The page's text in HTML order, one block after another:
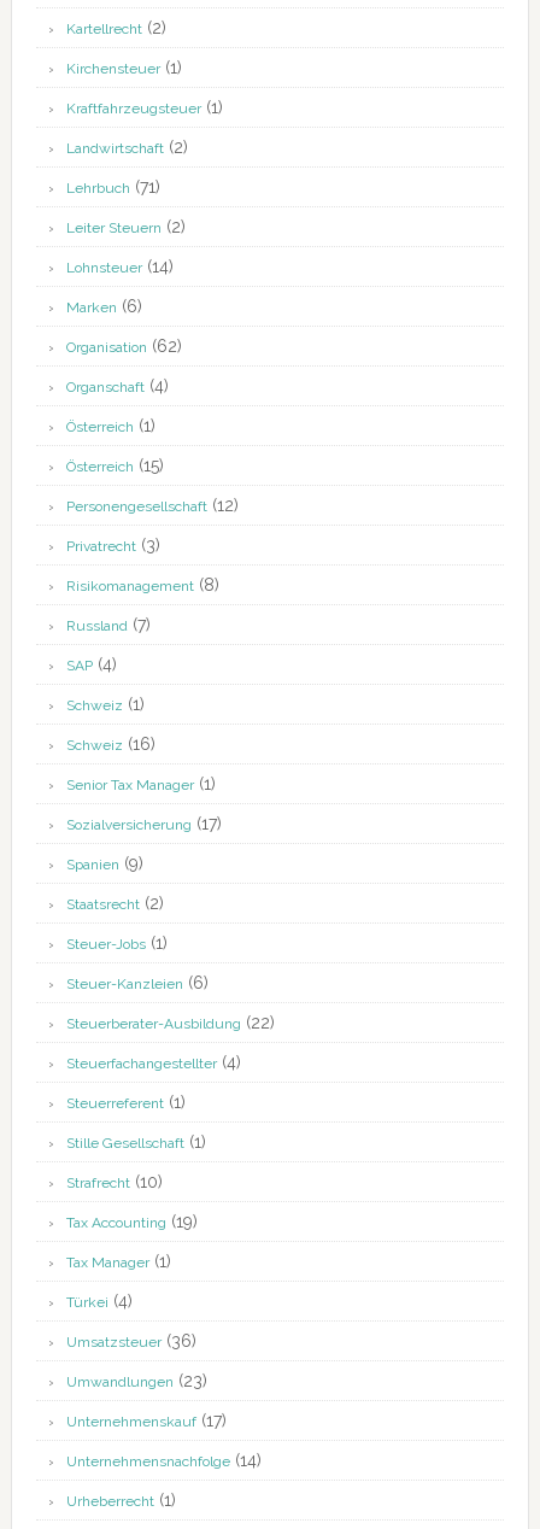
Kartellrecht(2)
Kirchensteuer(1)
Kraftfahrzeugsteuer(1)
Landwirtschaft(2)
Lehrbuch (71)
Leiter Steuern (2)
Lohnsteuer(14)
Marken (6)
Organisation (62)
Organschaft(4)
Österreich (1)
Österreich (15)
Personengesellschaft(12)
Privatrecht(3)
Risikomanagement(8)
Russland(7)
SAP(4)
Schweiz (1)
Schweiz (16)
Senior Tax Manager(1)
Sozialversicherung (17)
Spanien (9)
Staatsrecht(2)
Steuer-Jobs(1)
Steuer-Kanzleien (6)
Steuerberater-Ausbildung (22)
Steuerfachangestellter(4)
Steuerreferent(1)
Stille Gesellschaft(1)
Strafrecht(10)
Tax Accounting (19)
Tax Manager(1)
Türkei (4)
Umsatzsteuer(36)
Umwandlungen (23)
Unternehmenskauf(17)
Unternehmensnachfolge(14)
Urheberrecht(1)